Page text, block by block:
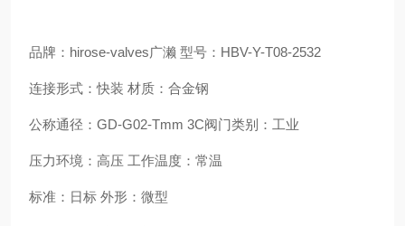
品牌：hirose-valves广濑 型号：HBV-Y-T08-2532
连接形式：快装 材质：合金钢
公称通径：GD-G02-Tmm 3C阀门类别：工业
压力环境：高压 工作温度：常温
标准：日标 外形：微型